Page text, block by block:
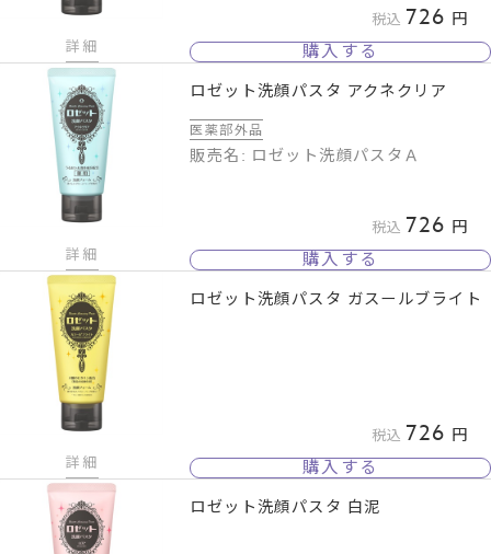
詳細
税込 726
購入する
詳細
ロゼット洗顔パスタ アクネクリア
医薬部外品
販売名: ロゼット洗顔パスタＡ
税込 726
購入する
詳細
ロゼット洗顔パスタ ガスールブライト
税込 726
購入する
ロゼット洗顔パスタ 白泥